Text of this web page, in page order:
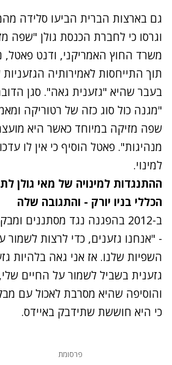
גם בארצות הברית הביעו סלידה
וגרסו כי לחברת הכנסת גולן "שפה
משרד החוץ האמריקני, ודנט פאטל,
תוך התייחסות לאמירותיה
בעבר שהיא "גזענית גאה". סגן
"מגנה כול סוג כזה של רטוריקה
שפה מזיקה במיוחד כאשר היא
מנהיגות". פאטל הוסיף כי אין לו
למינוי.
ההתנגדות למינויה של מאי גולן
הכללי בניו יורק - והתגובה שלה
ב-2012 בהפגנה נגד מסתננים
- "אנחנו גזענים, כדי לרצות לשמור
השפיות שלנו. אז אני גאה בלהיות
גזענית בשביל לשמור על החיים
והוסיפה שהיא מסרבת לאכול עם
כי היא חוששת שתידבק באיידס.
פרסומת